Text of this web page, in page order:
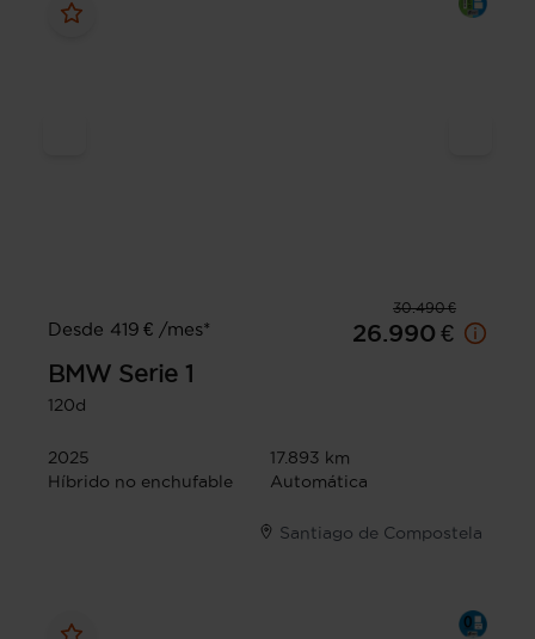
30.490 €
Desde 419 € /mes*
26.990 €
BMW Serie 1
120d
2025
17.893 km
Híbrido no enchufable
Automática
Santiago de Compostela